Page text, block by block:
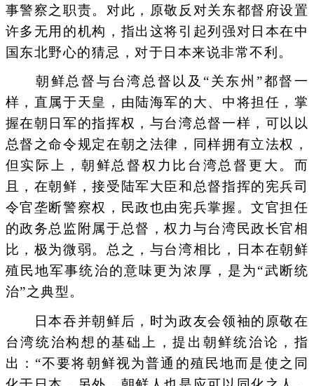
事警察之职责。对此，原敬反对关东都督府设置
许多无用的机构，指出这将引起列强对日本在中
国东北野心的猜忌，对于日本来说非常不利。
朝鲜总督与台湾总督以及“关东州”都督一
样，直属于天皇，由陆海军的大、中将担任，掌
握在朝日军的指挥权，与台湾总督一样，可以以
总督之命令规定在朝之法律，同样拥有立法权，
但实际上，朝鲜总督权力比台湾总督更大。而
且，在朝鲜，接受陆军大臣和总督指挥的宪兵司
令官垄断警察权，民政也由宪兵掌握。文官担任
的政务总监附属于总督，权力与台湾民政长官相
比，极为微弱。总之，与台湾相比，日本在朝鲜
殖民地军事统治的意味更为浓厚，是为“武断统
治”之典型。
日本吞并朝鲜后，时为政友会领袖的原敬在
台湾统治构想的基础上，提出朝鲜统治论，指
出：“不要将朝鲜视为普通的殖民地而是使之同